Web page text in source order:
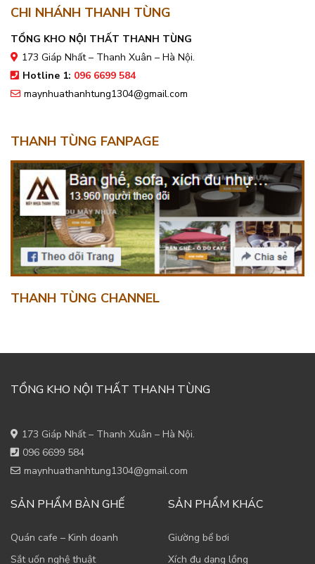
CHI NHÁNH THANH TÙNG
TỔNG KHO NỘI THẤT THANH TÙNG
173 Giáp Nhất – Thanh Xuân – Hà Nội.
Hotline 1: 096 6699 584
maynhuathanhtung1304@gmail.com
THANH TÙNG FANPAGE
THANH TÙNG CHANNEL
TỔNG KHO NỘI THẤT THANH TÙNG
173 Giáp Nhất – Thanh Xuân – Hà Nội.
096 6699 584
maynhuathanhtung1304@gmail.com
SẢN PHẨM BÀN GHẾ
Quán cafe – Kinh doanh
Sắt uốn nghệ thuật
SẢN PHẨM KHÁC
Giường bể bơi
Xích đu dạng lồng